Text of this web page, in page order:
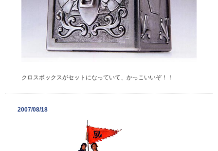
クロスボックスがセットになっていて、かっこいいぞ！！
2007/08/18